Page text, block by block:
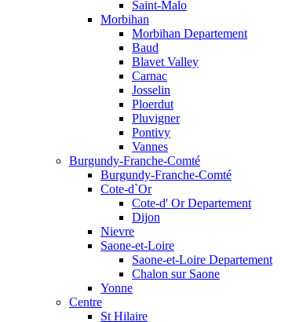
Saint-Malo
Morbihan
Morbihan Departement
Baud
Blavet Valley
Carnac
Josselin
Ploerdut
Pluvigner
Pontivy
Vannes
Burgundy-Franche-Comté
Burgundy-Franche-Comté
Cote-d`Or
Cote-d' Or Departement
Dijon
Nievre
Saone-et-Loire
Saone-et-Loire Departement
Chalon sur Saone
Yonne
Centre
St Hilaire